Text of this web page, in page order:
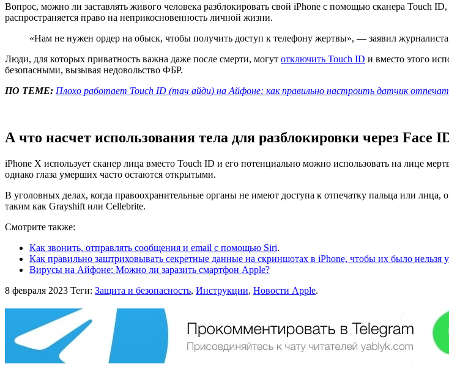
Вопрос, можно ли заставлять живого человека разблокировать свой iPhone с помощью сканера Touch
распространяется право на неприкосновенность личной жизни.
«Нам не нужен ордер на обыск, чтобы получить доступ к телефону жертвы», — заявил
Люди, для которых приватность важна даже после смерти, могут отключить Touch ID и вместо этого
безопасными, вызывая недовольство ФБР.
ПО ТЕМЕ: Плохо работает Touch ID (тач айди) на Айфоне: как правильно настроить датчик
А что насчет использования тела для разблокировки через Face
iPhone X использует сканер лица вместо Touch ID и его потенциально можно использовать на лице
однако глаза умерших часто остаются открытыми.
В уголовных делах, когда правоохранительные органы не имеют доступа к отпечатку пальца или
таким как Grayshift или Cellebrite.
Смотрите также:
Как звонить, отправлять сообщения и email с помощью Siri.
Как правильно заштриховывать секретные данные на скриншотах в iPhone, чтобы их было нельзя
Вирусы на Айфоне: Можно ли заразить смартфон Apple?
8 февраля 2023 Теги: Защита и безопасность, Инструкции, Новости Apple.